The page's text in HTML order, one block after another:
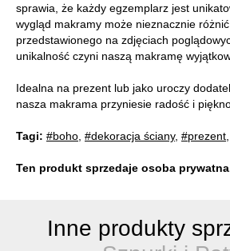
sprawia, że każdy egzemplarz jest
wygląd makramy może nieznacznie
przedstawionego na zdjęciach
unikalność czyni naszą makramę
Idealna na prezent lub jako uroczy
nasza makrama przyniesie radość i
Tagi: #boho, #dekoracja ściany, #prezent,
Ten produkt sprzedaje osoba
Inne produkty